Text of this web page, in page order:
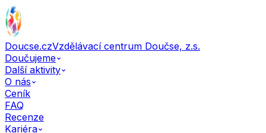
Doucse.czVzdělávací centrum Doučse, z.s.
Doučujeme
Další aktivity
O nás
Ceník
FAQ
Recenze
Kariéra